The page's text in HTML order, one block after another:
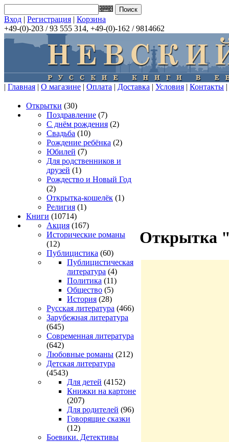
Вход | Регистрация | Корзина
+49-(0)-203 / 93 555 314, +49-(0)-162 / 9814662
| Главная | О магазине | Оплата | Доставка | Условия | Контакты |
Открытки (30)
Поздравление (7)
С днём рождения (2)
Свадьба (10)
Рождение ребёнка (2)
Юбилей (7)
Для родственников и
друзей (1)
Рождество и Новый Год
(2)
Открытка-кошелёк (1)
Религия (1)
Книги (10714)
Акция (167)
Исторические романы
(12)
Публицистика (60)
Публицистическая
литература (4)
Политика (11)
Общество (5)
История (28)
Русская литература (466)
Зарубежная литература
(645)
Современная литература
(642)
Любовные романы (212)
Детская литература
(4543)
Для детей (4152)
Книжки на картоне
(207)
Для родителей (96)
Говорящие сказки
(12)
Боевики. Детективы
Открытка